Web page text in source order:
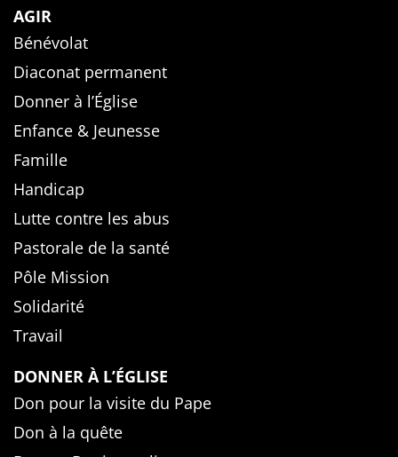
AGIR
Bénévolat
Diaconat permanent
Donner à l’Église
Enfance & Jeunesse
Famille
Handicap
Lutte contre les abus
Pastorale de la santé
Pôle Mission
Solidarité
Travail
DONNER À L’ÉGLISE
Don pour la visite du Pape
Don à la quête